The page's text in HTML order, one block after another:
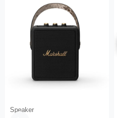
Speaker